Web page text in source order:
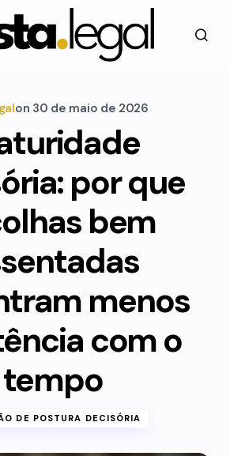
on 30 de maio de 2026
por que
bem
menos
com o
tempo
DE POSTURA DECISÓRIA